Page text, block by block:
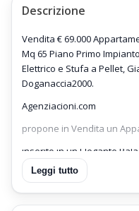
Descrizione
Vendita € 69.000
Mq 65 Piano Primo
Elettrico e Stufa a Pellet,
Doganaccia2000.
Agenziacioni.com
propone in Vendita un
inserito in un Elegante
Quattro Piani,
della
Leggi tutto